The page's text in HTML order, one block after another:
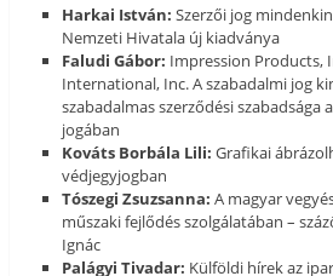
Harkai István: Szerzői jog
Nemzeti Hivatala új kiadványa
Faludi Gábor: Impression Products,
International, Inc. A szabadalmi jog
szabadalmas szerződési szabadsága
jogában
Kováts Borbála Lili: Grafikai
védjegyjogban
Tószegi Zsuzsanna: A magyar
műszaki fejlődés szolgálatában –
Ignác
Palágyi Tivadar: Külföldi hírek az